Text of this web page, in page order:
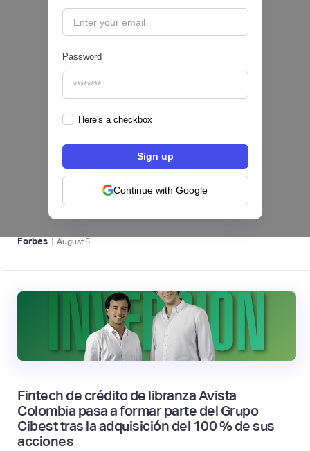
Password
Here's a checkbox
Continue with Google
hiSofi, Fintech de gestión de cobranzas,
levanta US$1 millón para instalar un hub
regional en Uruguay
BFM 👔
Forbes | August6
Fintech de crédito de libranza Avista
Colombia pasa a formar parte del Grupo
Cibest tras la adquisición del 100 % de sus
acciones